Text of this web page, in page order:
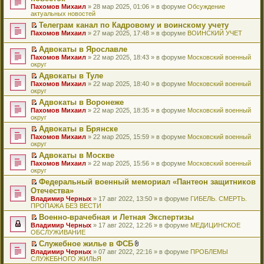
ю
щ
е
н
и
ю
о
о
б
щ
е
н
и
ю
о
м
у
с
о
б
щ
е
н
и
ю
а
н
н
м
у
с
о
о
б
щ
е
н
и
ю
о
ч
и
а
н
н
о
м
у
с
о
о
б
щ
е
н
и
ю
н
е
п
о
и
т
а
н
н
о
м
у
с
о
о
б
щ
е
н
и
ю
в
о
м
у
н
п
р
о
ч
и
т
а
н
н
о
м
у
с
о
о
б
щ
е
н
и
ю
п
е
р
о
м
у
н
е
п
р
о
ч
и
т
а
н
н
о
м
у
с
о
о
б
щ
е
н
и
ю
е
р
е
й
т
к
п
е
р
в
о
м
у
н
е
п
р
о
ч
и
т
а
н
н
о
м
у
с
о
о
б
щ
е
н
и
ю
Пахомов Михаил » 28 мар 2025, 01:06 » в форуме Обсуждение
актуальных новостей
П
р
е
й
т
и
к
п
е
р
в
о
м
у
н
е
п
р
о
ч
и
а
н
н
о
м
у
с
о
о
б
Телеграм канал по Кадровому и воинскому учету
Пахомов Михаил » 27 мар 2025, 17:48 » в форуме ВОИНСКИЙ УЧЕТ
П
е
р
е
й
т
и
к
п
е
р
в
о
м
у
н
е
п
р
о
ч
и
т
а
н
н
о
м
у
с
Адвокаты в Ярославле
Пахомов Михаил » 22 мар 2025, 18:43 » в форуме Московский военный
округ
П
е
р
е
й
т
и
к
п
е
р
в
о
м
у
н
е
п
р
о
ч
и
т
а
н
н
Адвокаты в Туле
Пахомов Михаил » 22 мар 2025, 18:40 » в форуме Московский военный
округ
П
е
р
е
й
т
и
к
п
е
р
в
о
м
у
н
е
п
р
о
ч
и
Адвокаты в Воронеже
Пахомов Михаил » 22 мар 2025, 18:35 » в форуме Московский военный
округ
П
е
р
е
й
т
и
к
п
е
р
в
о
м
у
н
е
п
р
Адвокаты в Брянске
Пахомов Михаил » 22 мар 2025, 15:59 » в форуме Московский военный
округ
П
е
р
е
й
т
и
к
п
е
р
в
о
м
у
Адвокаты в Москве
Пахомов Михаил » 22 мар 2025, 15:56 » в форуме Московский военный
округ
П
е
р
е
й
т
и
к
п
е
р
Федеральный военный мемориал «Пантеон защитников
Отечества»
Владимир Черных » 17 авг 2022, 13:50 » в форуме ГИБЕЛЬ. СМЕРТЬ.
ПРОПАЖА БЕЗ ВЕСТИ
П
е
р
е
й
т
Военно-врачебная и Летная Экспертизы
Владимир Черных » 17 авг 2022, 12:26 » в форуме МЕДИЦИНСКОЕ
ОБСЛУЖИВАНИЕ
П
е
Служебное жилье в ФСБ
В
Владимир Черных » 07 авг 2022, 22:16 » в форуме ПРОБЛЕМЫ
СЛУЖЕБНОГО ЖИЛЬЯ